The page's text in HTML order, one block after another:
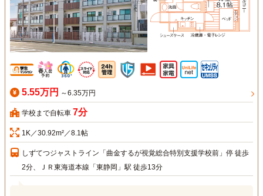
5.55万円 ～6.35万円
学校まで自転車 7分
1K／30.92m²／8.1帖
しずてつジャストライン「曲金するが視覚総合特別支援学校前」停 徒歩
2分、ＪＲ東海道本線「東静岡」駅 徒歩13分